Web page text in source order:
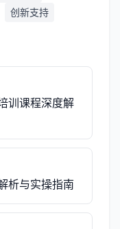
创新支持
训课程深度解
析与实操指南